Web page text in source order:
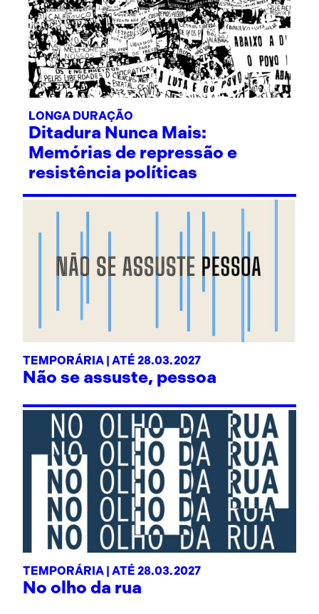
LONGA DURAÇÃO
Ditadura Nunca Mais:
Memórias de repressão e
resistência políticas
TEMPORÁRIA | ATÉ 28.03.2027
Não se assuste, pessoa
TEMPORÁRIA | ATÉ 28.03.2027
No olho da rua